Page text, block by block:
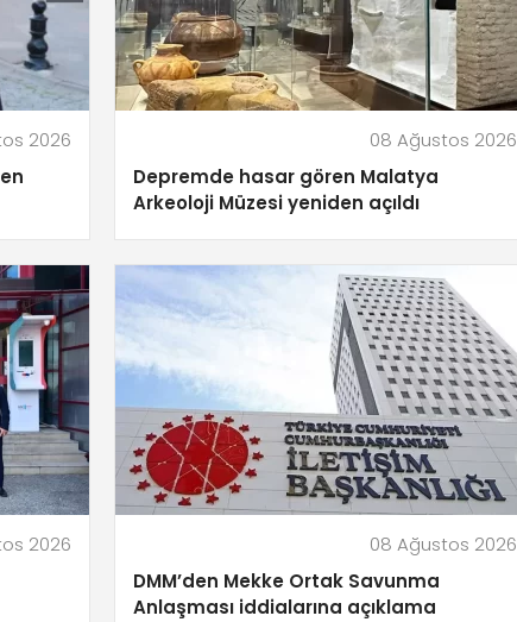
2026
08 Ağustos 2026
Depremde hasar gören Malatya
Arkeoloji Müzesi yeniden açıldı
2026
08 Ağustos 2026
DMM’den Mekke Ortak Savunma
Anlaşması iddialarına açıklama